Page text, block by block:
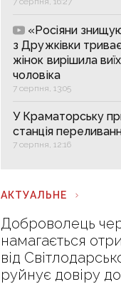
«Росіяни
з Дружківки
жінок вирішила
чоловіка
7 серпня, 13:05
У Краматорську
станція
7 серпня, 12:16
АКТУАЛЬНЕ
Доброволець
намагається
від
руйнує довіру